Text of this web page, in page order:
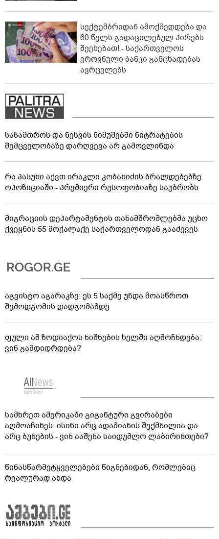
სექტემბრიდან ამოქმედდება და
60 წელს გადაცილებულ პირებს
შეეხებათ! - საქართველოს
ეროვნული ბანკი განცხადებას
ავრცელებს
საზამთროს და ნესვის ნიმუშებში ნიტრატების
შემცველობაზე დარღვევა არ გამოვლინდა
რა პასუხი აქვთ ირაკლი კობახიძის ბრალდებებზე
ოპოზიციაში - პრემიერი რუსოფობიაზე საუბრობს
მიგრაციის დეპარტამენტის თანამშრომლებმა უცხო
ქვეყნის 55 მოქალაქე საქართველოდან გააძევეს
აგვისტო აგარაკზე: ეს 5 საქმე უნდა მოასწროთ
შემოდგომის დადგომამდე
ფული ამ ზოდიაქოს ნიშნების ხელში აღმოჩნდება:
ვინ გამდიდრდება?
სამხრეთ ამერიკაში გიგანტური გვირაბები
აღმოაჩინეს: ისინი არც ადამიანის შექმნილია და
არც ბუნების - ვინ ააშენა საიდუმლო ლაბირინთები?
წინასწარმეტყველებები წიგნებიდან, რომლებიც
რეალურად ახდა